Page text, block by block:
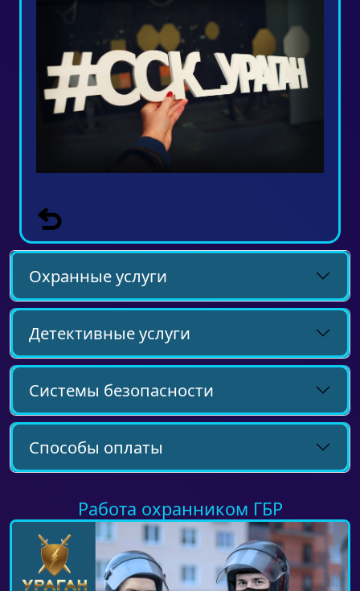
Охранные услуги
Детективные услуги
Системы безопасности
Способы оплаты
Работа охранником ГБР